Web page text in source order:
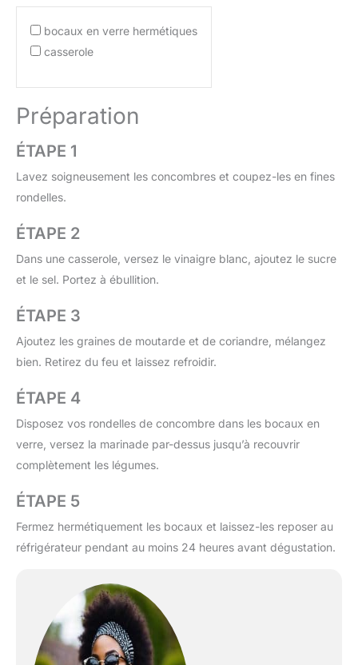
bocaux en verre hermétiques
casserole
Préparation
ÉTAPE 1
Lavez soigneusement les concombres et coupez-les en fines
rondelles.
ÉTAPE 2
Dans une casserole, versez le vinaigre blanc, ajoutez le sucre
et le sel. Portez à ébullition.
ÉTAPE 3
Ajoutez les graines de moutarde et de coriandre, mélangez
bien. Retirez du feu et laissez refroidir.
ÉTAPE 4
Disposez vos rondelles de concombre dans les bocaux en
verre, versez la marinade par-dessus jusqu’à recouvrir
complètement les légumes.
ÉTAPE 5
Fermez hermétiquement les bocaux et laissez-les reposer au
réfrigérateur pendant au moins 24 heures avant dégustation.